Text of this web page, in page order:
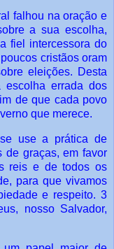
falhou na oração e
a sua escolha,
fiel intercessora do
cristãos oram
eleições. Desta
escolha errada dos
de que cada povo
que merece.
use a prática de
de graças, em favor
reis e de todos os
para que vivamos
e respeito. 3
nosso Salvador,